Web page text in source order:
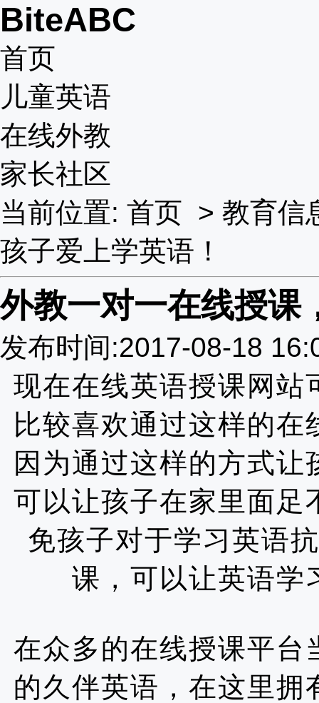
BiteABC
首页
儿童英语
在线外教
家长社区
当前位置: 首页 > 教育信
孩子爱上学英语！
外教一对一在线授课
发布时间:2017-08-18
现在在线英语授课网站
比较喜欢通过这样的
因为通过这样的方式
可以让孩子在家里面足
免孩子对于学习英语
课，可以让英语学
在众多的在线授课平台
的久伴英语，在这里拥